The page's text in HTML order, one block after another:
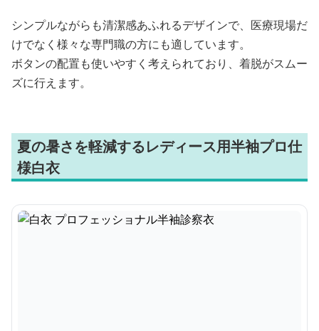
シンプルながらも清潔感あふれるデザインで、医療現場だ
けでなく様々な専門職の方にも適しています。
ボタンの配置も使いやすく考えられており、着脱がスムー
ズに行えます。
夏の暑さを軽減するレディース用半袖プロ仕
様白衣